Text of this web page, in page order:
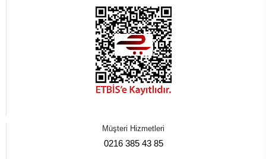
Müşteri Hizmetleri
0216 385 43 85